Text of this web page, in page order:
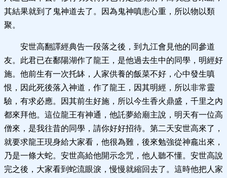
其結果就到了鬼神道去了。因為鬼神嗔恚心重，所以物以類
聚。
安世高翻譯經典告一段落之後，到九江會見他的同參道
友。此君已在鄱陽湖作了龍王，是他過去生中的同學，明經好
施。他前生有一次托缽，人家供養的飯菜不好，心中發生嗔
恨，因此死後落入神道，作了龍王，因其明經，所以非常靈
驗，有求必應。因其前生好施，所以今生香火鼎盛，千里之內
都來拜他。這位龍王有神通，他託夢給廟主說，明天有一位高
僧來，是我往昔的同學，請你好好招待。第二天安世高來了，
就要求龍王現身給大家看，他很為難，後來勉強從神龕出來，
乃是一條大蛇。安世高給他開示念咒，他人聽不懂。安世高說
完之後，大家看到蛇流眼淚，慢慢就縮回去了。這時他把人家